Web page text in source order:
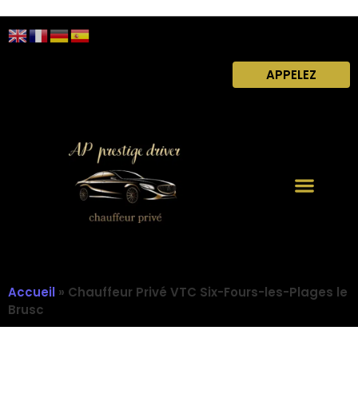
APPELEZ
Accueil » Chauffeur Privé VTC Six-Fours-les-Plages le
Brusc